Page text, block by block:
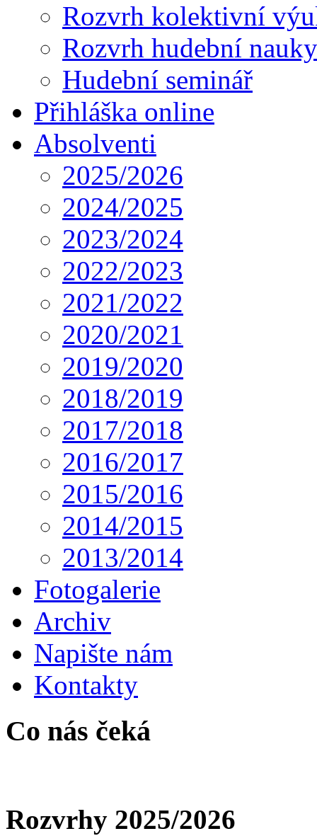
Rozvrh kolektivní
Rozvrh hudební
Hudební seminář
Přihláška online
Absolventi
2025/2026
2024/2025
2023/2024
2022/2023
2021/2022
2020/2021
2019/2020
2018/2019
2017/2018
2016/2017
2015/2016
2014/2015
2013/2014
Fotogalerie
Archiv
Napište nám
Kontakty
Co nás čeká
Rozvrhy 2025/2026